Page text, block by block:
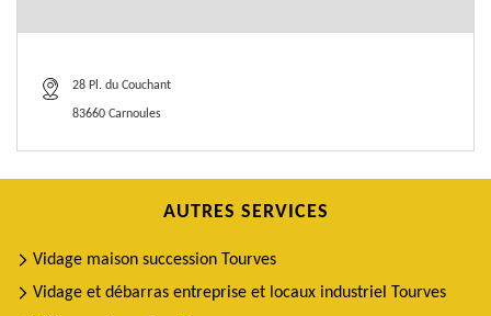
28 Pl. du Couchant
83660 Carnoules
AUTRES SERVICES
Vidage maison succession Tourves
Vidage et débarras entreprise et locaux industriel Tourves